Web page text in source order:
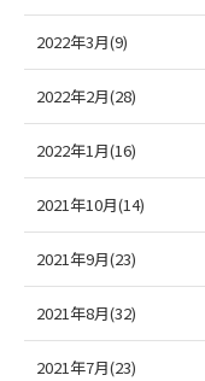
2022年3月(9)
2022年2月(28)
2022年1月(16)
2021年10月(14)
2021年9月(23)
2021年8月(32)
2021年7月(23)